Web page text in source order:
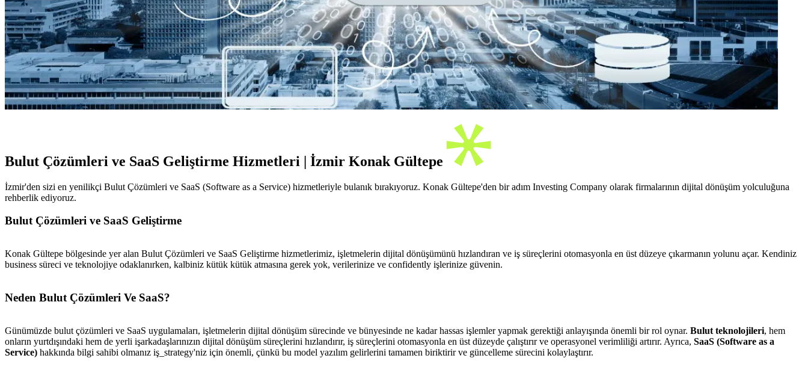
Bulut Çözümleri ve SaaS Geliştirme Hizmetleri | İzmir Konak Gültepe
İzmir'den sizi en yenilikçi Bulut Çözümleri ve SaaS (Software as a Service) hizmetleriyle bulanık bırakıyoruz. Konak Gültepe'den bir adım Investing Company olarak firmalarının dijital dönüşüm yolculuğuna
rehberlik ediyoruz.
Bulut Çözümleri ve SaaS Geliştirme
Konak Gültepe bölgesinde yer alan Bulut Çözümleri ve SaaS Geliştirme hizmetlerimiz, işletmelerin dijital dönüşümünü hızlandıran ve iş süreçlerini otomasyonla en üst düzeye çıkarmanın yolunu açar. Kendiniz
business süreci ve teknolojiye odaklanırken, kalbiniz kütük kütük atmasına gerek yok, verilerinize ve confidently işlerinize güvenin.
Neden Bulut Çözümleri Ve SaaS?
Günümüzde bulut çözümleri ve SaaS uygulamaları, işletmelerin dijital dönüşüm sürecinde ve bünyesinde ne kadar hassas işlemler yapmak gerektiği anlayışında önemli bir rol oynar. Bulut teknolojileri, hem
onların yurtdışındaki hem de yerli işarkadaşlarınızın dijital dönüşüm süreçlerini hızlandırır, iş süreçlerini otomasyonla en üst düzeyde çalıştırır ve operasyonel verimliliği artırır. Ayrıca, SaaS (Software as a
Service) hakkında bilgi sahibi olmanız iş_strategy'niz için önemli, çünkü bu model yazılım gelirlerini tamamen biriktirir ve güncelleme sürecini kolaylaştırır.